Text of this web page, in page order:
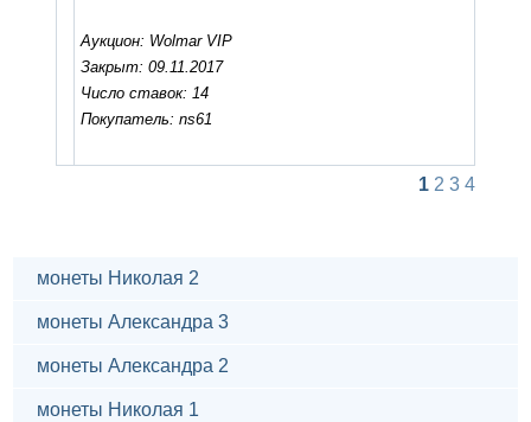
Аукцион: Wolmar VIP
Закрыт: 09.11.2017
Число ставок: 14
Покупатель: ns61
1 2 3 4
монеты Николая 2
монеты Александра 3
монеты Александра 2
монеты Николая 1